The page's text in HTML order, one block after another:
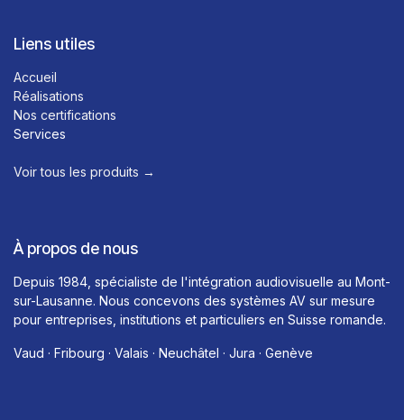
Liens utiles
Accueil
Réalisations
Nos certifications
Services
Voir tous les produits →​
À propos de nous
Depuis 1984, spécialiste de l'intégration audiovisuelle au Mont-
sur-Lausanne. Nous concevons des systèmes AV sur mesure
pour entreprises, institutions et particuliers en Suisse romande.
Vaud · Fribourg · Valais · Neuchâtel · Jura · Genève